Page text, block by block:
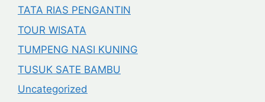
TATA RIAS PENGANTIN
TOUR WISATA
TUMPENG NASI KUNING
TUSUK SATE BAMBU
Uncategorized